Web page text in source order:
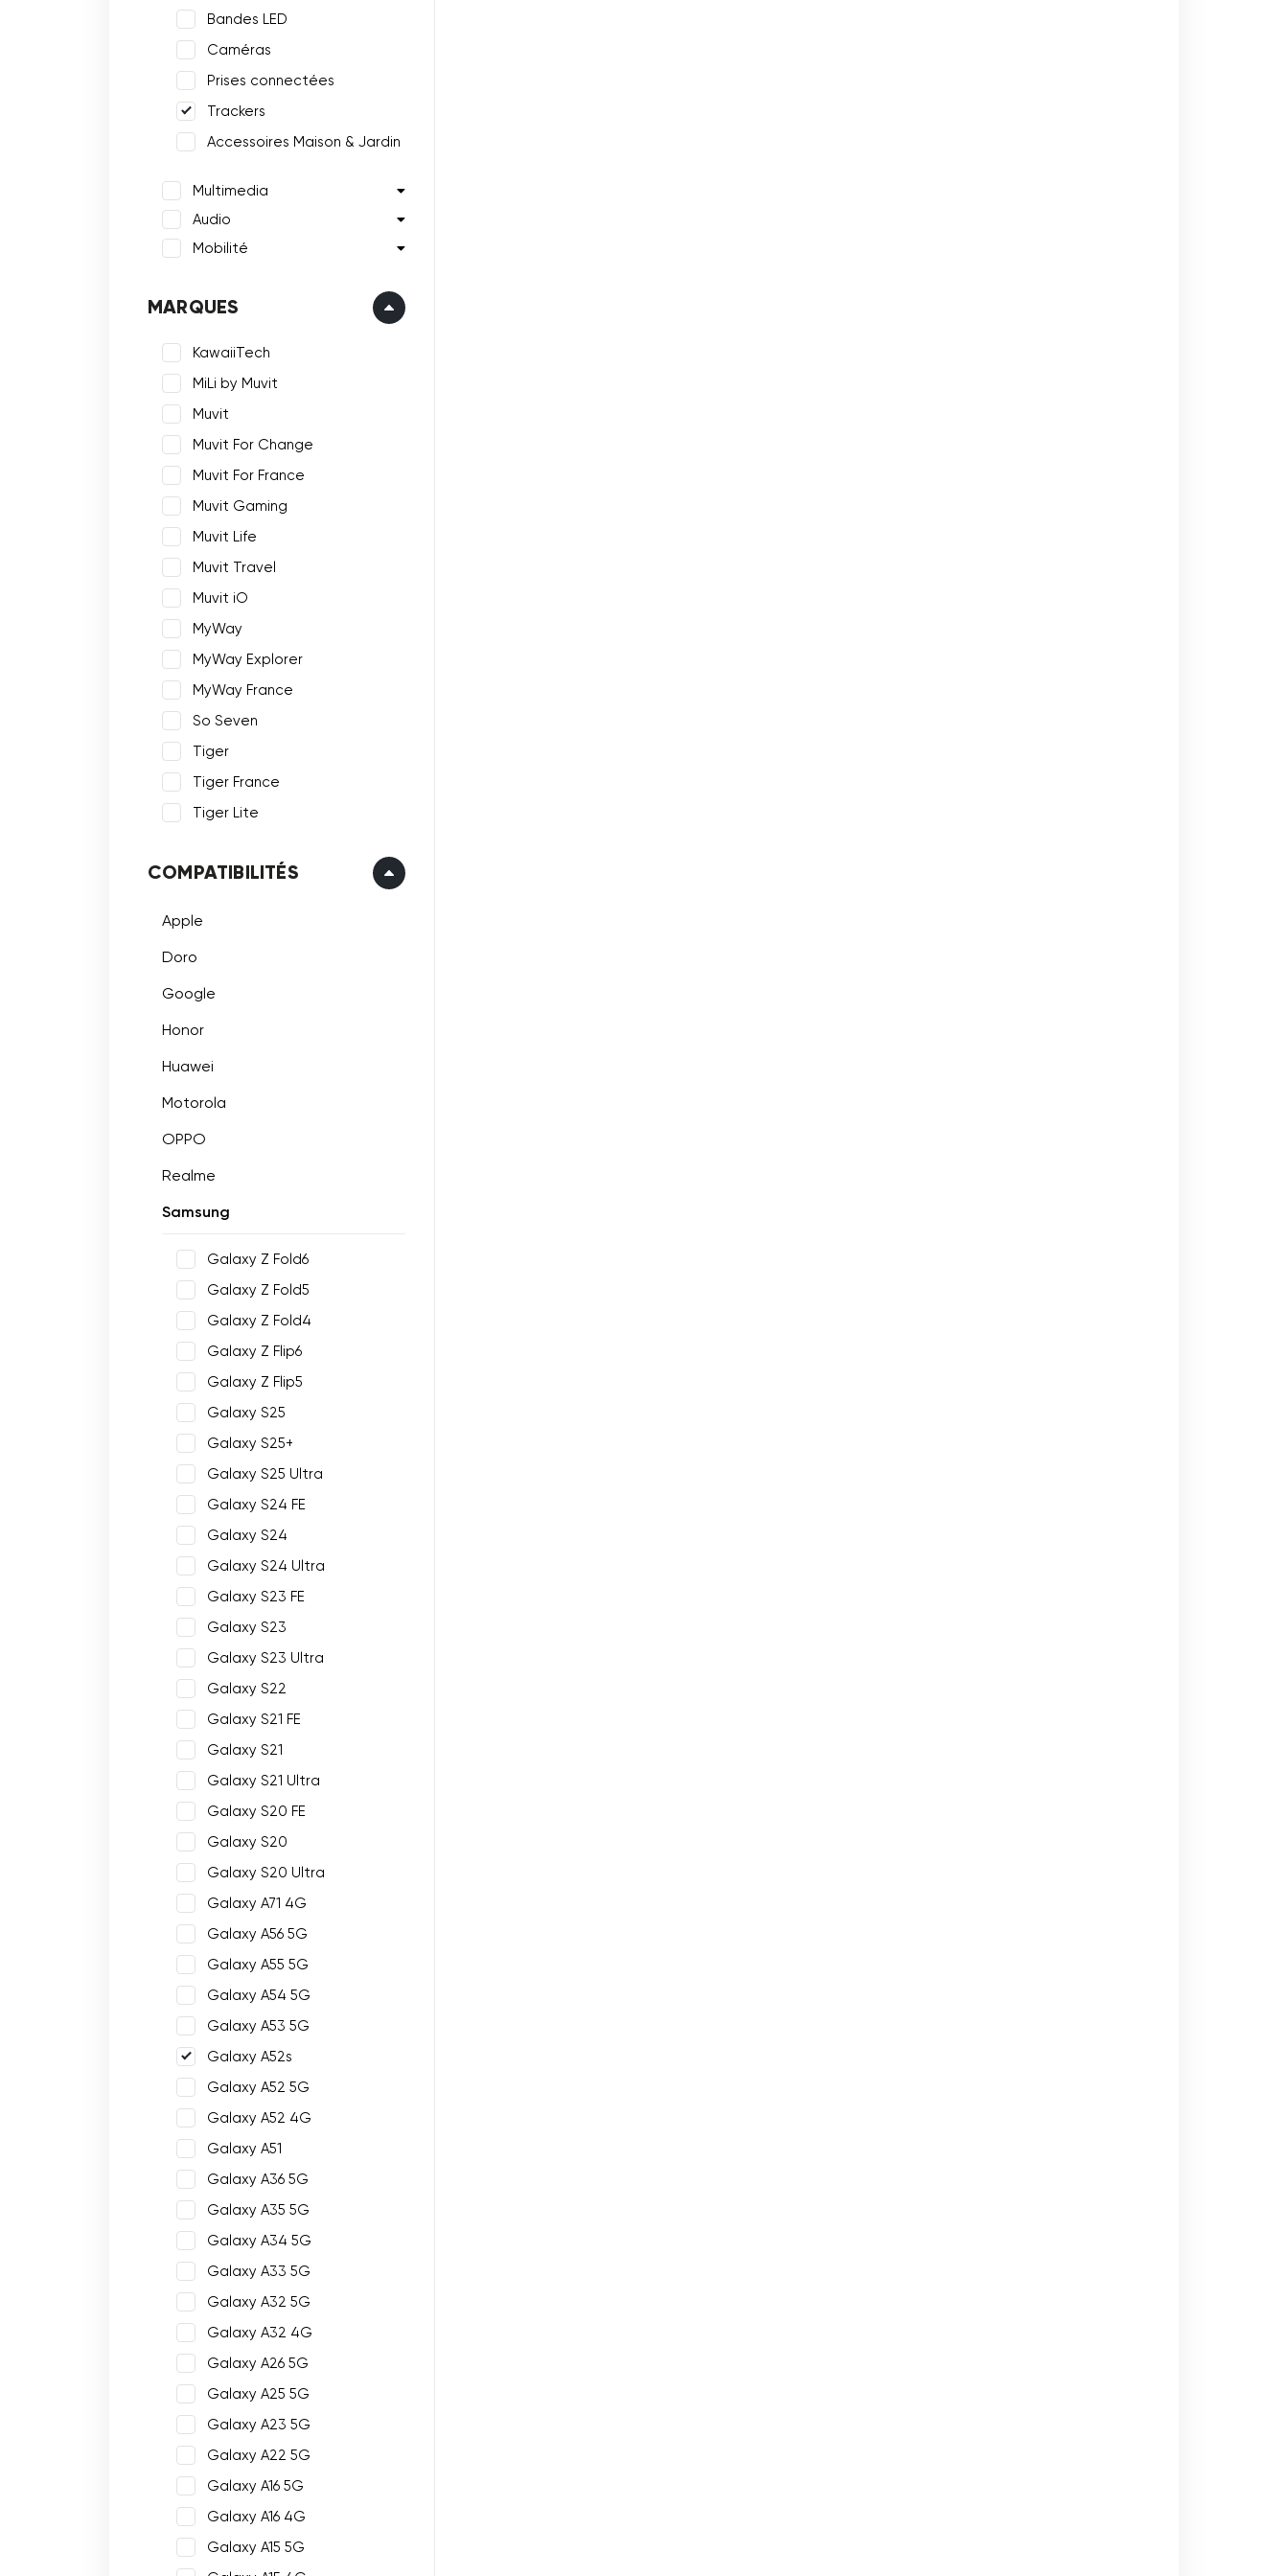
Bandes LED
Caméras
Prises connectées
Trackers
Accessoires Maison & Jardin
Multimedia
Audio
Mobilité
MARQUES
KawaiiTech
MiLi by Muvit
Muvit
Muvit For Change
Muvit For France
Muvit Gaming
Muvit Life
Muvit Travel
Muvit iO
MyWay
MyWay Explorer
MyWay France
So Seven
Tiger
Tiger France
Tiger Lite
COMPATIBILITÉS
Apple
Doro
Google
Honor
Huawei
Motorola
OPPO
Realme
Samsung
Galaxy Z Fold6
Galaxy Z Fold5
Galaxy Z Fold4
Galaxy Z Flip6
Galaxy Z Flip5
Galaxy S25
Galaxy S25+
Galaxy S25 Ultra
Galaxy S24 FE
Galaxy S24
Galaxy S24 Ultra
Galaxy S23 FE
Galaxy S23
Galaxy S23 Ultra
Galaxy S22
Galaxy S21 FE
Galaxy S21
Galaxy S21 Ultra
Galaxy S20 FE
Galaxy S20
Galaxy S20 Ultra
Galaxy A71 4G
Galaxy A56 5G
Galaxy A55 5G
Galaxy A54 5G
Galaxy A53 5G
Galaxy A52s
Galaxy A52 5G
Galaxy A52 4G
Galaxy A51
Galaxy A36 5G
Galaxy A35 5G
Galaxy A34 5G
Galaxy A33 5G
Galaxy A32 5G
Galaxy A32 4G
Galaxy A26 5G
Galaxy A25 5G
Galaxy A23 5G
Galaxy A22 5G
Galaxy A16 5G
Galaxy A16 4G
Galaxy A15 5G